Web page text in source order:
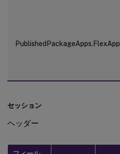
PublishedPackageApps.FlexApp
セッション
ヘッダー